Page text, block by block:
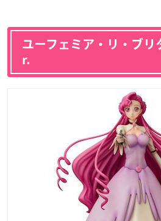
ユーフェミア・リ・ブリ
r.